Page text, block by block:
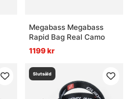
Megabass Megabass
Rapid Bag Real Camo
1199 kr
Slutsåld